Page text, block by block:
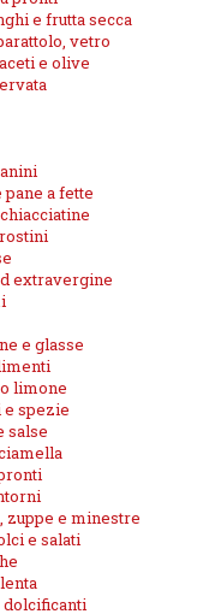
e frutta secca
vetro
e olive
pane a fette
extravergine
e glasse
limone
e spezie
salse
zuppe e minestre
e salati
dolcificanti